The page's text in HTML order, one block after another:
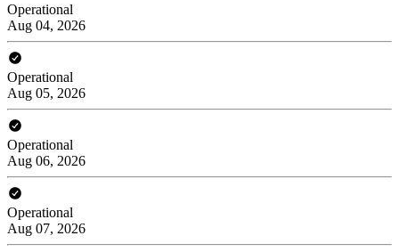
Operational
Aug 04, 2026
Operational
Aug 05, 2026
Operational
Aug 06, 2026
Operational
Aug 07, 2026